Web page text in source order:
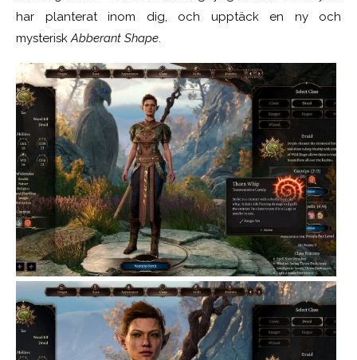
har planterat inom dig, och upptäck en ny och
mysteriskAbberant Shape.